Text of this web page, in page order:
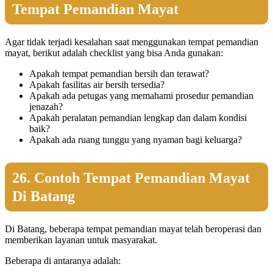
Tempat Pemandian Mayat
Agar tidak terjadi kesalahan saat menggunakan tempat pemandian
mayat, berikut adalah checklist yang bisa Anda gunakan:
Apakah tempat pemandian bersih dan terawat?
Apakah fasilitas air bersih tersedia?
Apakah ada petugas yang memahami prosedur pemandian
jenazah?
Apakah peralatan pemandian lengkap dan dalam kondisi
baik?
Apakah ada ruang tunggu yang nyaman bagi keluarga?
26. Contoh Tempat Pemandian Mayat
Di Batang
Di Batang, beberapa tempat pemandian mayat telah beroperasi dan
memberikan layanan untuk masyarakat.
Beberapa di antaranya adalah: